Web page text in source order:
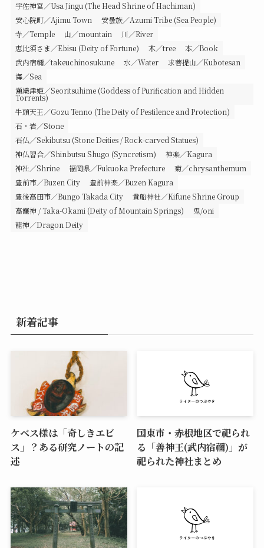
宇佐神宮／Usa Jingu (The Head Shrine of Hachiman)
安心院町／Ajimu Town
安曇族／Azumi Tribe (Sea People)
寺／Temple
山／mountain
川／River
恵比須さま／Ebisu (Deity of Fortune)
木／tree
本／Book
武内宿禰／takeuchinosukune
水／Water
求菩提山／Kubotesan
海／Sea
瀬織津姫／Seoritsuhime (Goddess of Purification and Hidden
Torrents)
牛頭天王／Gozu Tenno (The Deity of Pestilence and Protection)
石・岩／Stone
石仏／Sekibutsu (Stone Deities / Rock-carved Statues)
神仏習合／Shinbutsu Shugo (Syncretism)
神楽／Kagura
神社／Shrine
福岡県／Fukuoka Prefecture
菊／chrysanthemum
豊前市／Buzen City
豊前神楽／Buzen Kagura
豊後高田市／Bungo Takada City
貴船神社／Kifune Shrine Group
高龗神 / Taka-Okami (Deity of Mountain Springs)
鬼/oni
龍神／Dragon Deity
新着記事
ケベス様は「奇しきエビ
ス」？ある研究ノートの記
述
国東市・赤根地区で祀られ
る「善神王(武内宿禰)」が
祀られた神社まとめ